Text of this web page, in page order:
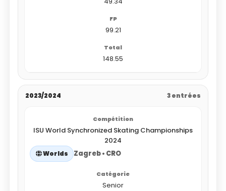
99.21
148.55
2023/2024 3 entrées
ISU World Synchronized Skating Championships
2024
Worlds Zagreb • CRO
Senior